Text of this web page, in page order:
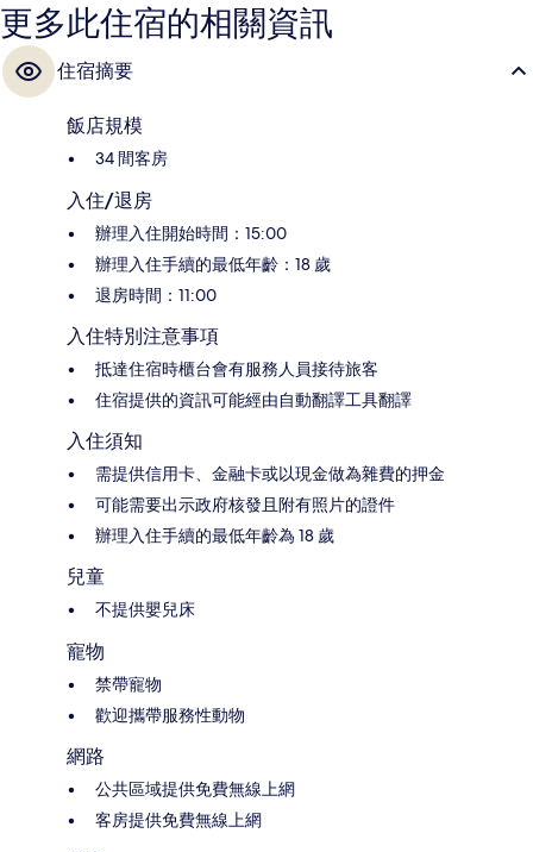
更多此住宿的相關資訊
住宿摘要
飯店規模
34 間客房
入住/退房
辦理入住開始時間：15:00
辦理入住手續的最低年齡：18 歲
退房時間：11:00
入住特別注意事項
抵達住宿時櫃台會有服務人員接待旅客
住宿提供的資訊可能經由自動翻譯工具翻譯
入住須知
需提供信用卡、金融卡或以現金做為雜費的押金
可能需要出示政府核發且附有照片的證件
辦理入住手續的最低年齡為 18 歲
兒童
不提供嬰兒床
寵物
禁帶寵物
歡迎攜帶服務性動物
網路
公共區域提供免費無線上網
客房提供免費無線上網